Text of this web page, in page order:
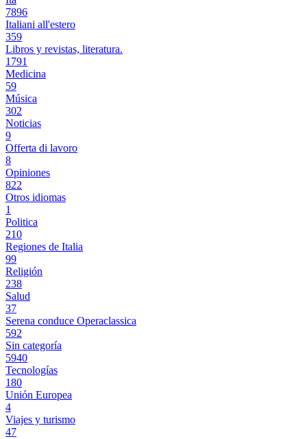
7896
Italiani all'estero
359
Libros y revistas, literatura.
1791
Medicina
59
Música
302
Noticias
9
Offerta di lavoro
8
Opiniones
822
Otros idiomas
1
Politica
210
Regiones de Italia
99
Religión
238
Salud
37
Serena conduce Operaclassica
592
Sin categoría
5940
Tecnologías
180
Unión Europea
4
Viajes y turismo
47